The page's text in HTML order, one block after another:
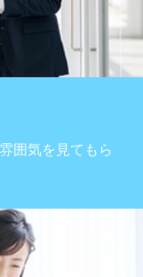
囲気を見てもら